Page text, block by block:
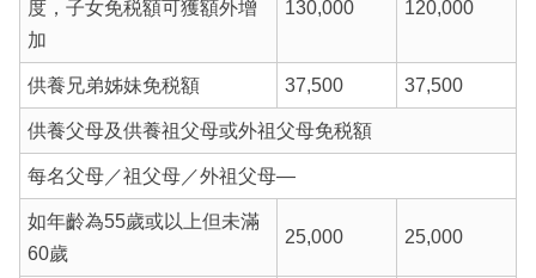
度，子女免税額可獲額外增
加
130,000 120,000
供養兄弟姊妹免税額 37,500 37,500
供養父母及供養祖父母或外祖父母免税額
每名父母／祖父母／外祖父母—
如年齡為55歲或以上但未滿
60歲
25,000 25,000